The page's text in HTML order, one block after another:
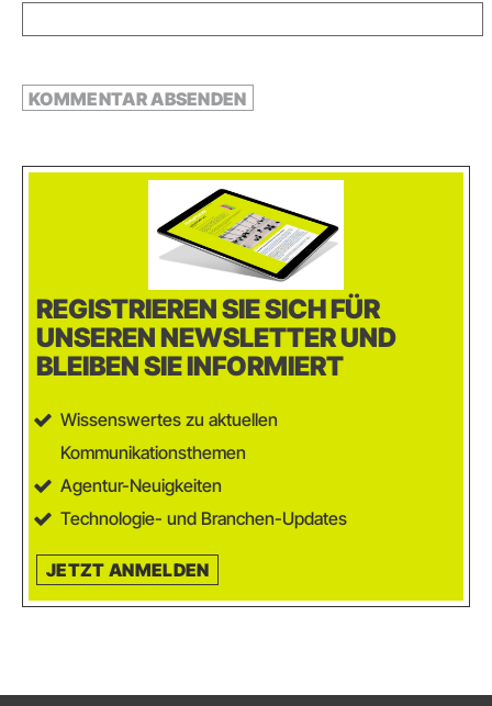
REGISTRIEREN SIE SICH FÜR
UNSEREN NEWSLETTER UND
BLEIBEN SIE INFORMIERT
Wissenswertes zu aktuellen
Kommunikationsthemen
Agentur-Neuigkeiten
Technologie- und Branchen-Updates
JETZT ANMELDEN